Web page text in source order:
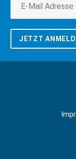
JETZT